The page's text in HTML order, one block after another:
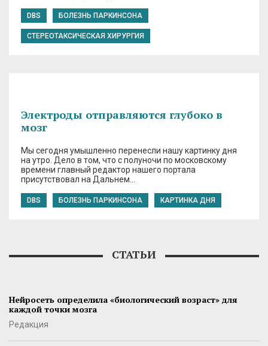
DBS БОЛЕЗНЬ ПАРКИНСОНА
СТЕРЕОТАКСИЧЕСКАЯ ХИРУРГИЯ
Электроды отправляются глубоко в
мозг
Мы сегодня умышленно перенесли нашу картинку дня
на утро. Дело в том, что с полуночи по московскому
времени главный редактор нашего портала
присутствовал на Дальнем…
DBS БОЛЕЗНЬ ПАРКИНСОНА КАРТИНКА ДНЯ
СТАТЬИ
Нейросеть определила «биологический возраст» для
каждой точки мозга
Редакция